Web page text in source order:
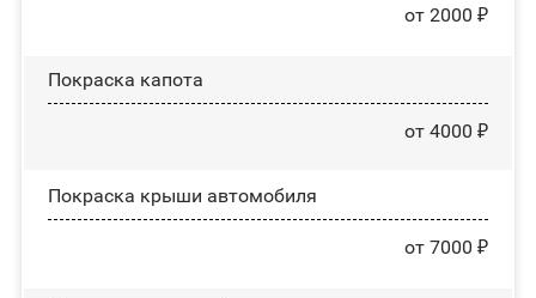
от 2000 ₽
Покраска капота
от 4000 ₽
Покраска крыши автомобиля
от 7000 ₽